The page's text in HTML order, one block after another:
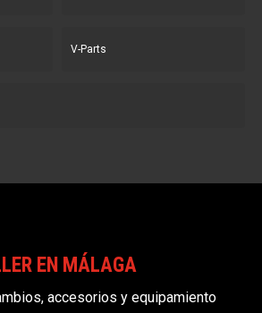
V-Parts
EN MÁLAGA
accesorios y equipamiento